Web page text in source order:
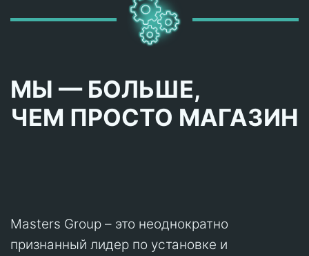
МЫ — БОЛЬШЕ,
ЧЕМ ПРОСТО МАГАЗИН
Masters Group – это неоднократно
признанный лидер по установке и